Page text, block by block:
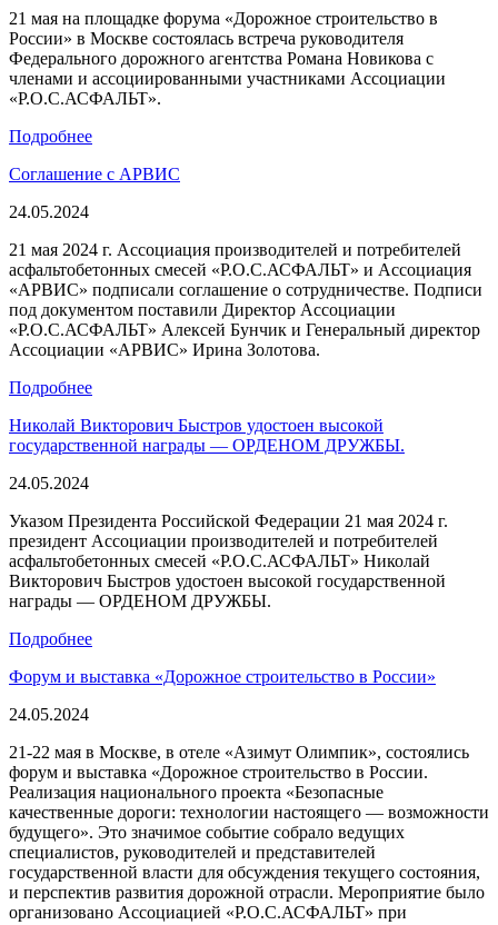
21 мая на площадке форума «Дорожное строительство в
России» в Москве состоялась встреча руководителя
Федерального дорожного агентства Романа Новикова с
членами и ассоциированными участниками Ассоциации
«Р.О.С.АСФАЛЬТ».
Подробнее
Соглашение с АРВИС
24.05.2024
21 мая 2024 г. Ассоциация производителей и потребителей
асфальтобетонных смесей «Р.О.С.АСФАЛЬТ» и Ассоциация
«АРВИС» подписали соглашение о сотрудничестве. Подписи
под документом поставили Директор Ассоциации
«Р.О.С.АСФАЛЬТ» Алексей Бунчик и Генеральный директор
Ассоциации «АРВИС» Ирина Золотова.
Подробнее
Николай Викторович Быстров удостоен высокой
государственной награды — ОРДЕНОМ ДРУЖБЫ.
24.05.2024
Указом Президента Российской Федерации 21 мая 2024 г.
президент Ассоциации производителей и потребителей
асфальтобетонных смесей «Р.О.С.АСФАЛЬТ» Николай
Викторович Быстров удостоен высокой государственной
награды — ОРДЕНОМ ДРУЖБЫ.
Подробнее
Форум и выставка «Дорожное строительство в России»
24.05.2024
21-22 мая в Москве, в отеле «Азимут Олимпик», состоялись
форум и выставка «Дорожное строительство в России.
Реализация национального проекта «Безопасные
качественные дороги: технологии настоящего — возможности
будущего». Это значимое событие собрало ведущих
специалистов, руководителей и представителей
государственной власти для обсуждения текущего состояния,
и перспектив развития дорожной отрасли. Мероприятие было
организовано Ассоциацией «Р.О.С.АСФАЛЬТ» при